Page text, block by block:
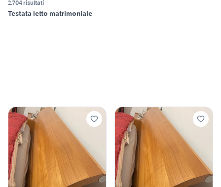
2.704 risultati
Testata letto matrimoniale